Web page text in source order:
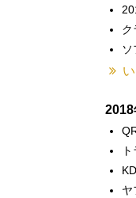
ク
ヤ